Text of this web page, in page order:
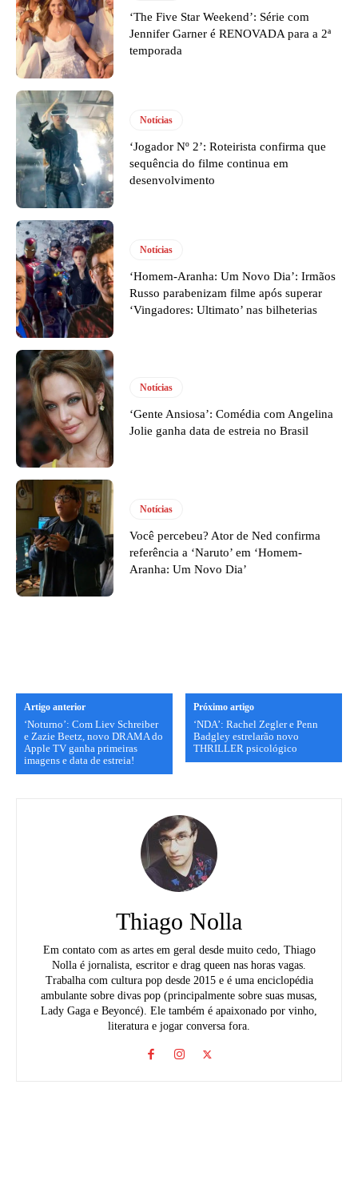
‘The Five Star Weekend’: Série com
Jennifer Garner é RENOVADA para a 2ª
temporada
Notícias
‘Jogador Nº 2’: Roteirista confirma que
sequência do filme continua em
desenvolvimento
Notícias
‘Homem-Aranha: Um Novo Dia’: Irmãos
Russo parabenizam filme após superar
‘Vingadores: Ultimato’ nas bilheterias
Notícias
‘Gente Ansiosa’: Comédia com Angelina
Jolie ganha data de estreia no Brasil
Notícias
Você percebeu? Ator de Ned confirma
referência a ‘Naruto’ em ‘Homem-
Aranha: Um Novo Dia’
Artigo anterior
‘Noturno’: Com Liev Schreiber
e Zazie Beetz, novo DRAMA do
Apple TV ganha primeiras
imagens e data de estreia!
Próximo artigo
‘NDA’: Rachel Zegler e Penn
Badgley estrelarão novo
THRILLER psicológico
Thiago Nolla
Em contato com as artes em geral desde muito cedo, Thiago
Nolla é jornalista, escritor e drag queen nas horas vagas.
Trabalha com cultura pop desde 2015 e é uma enciclopédia
ambulante sobre divas pop (principalmente sobre suas musas,
Lady Gaga e Beyoncé). Ele também é apaixonado por vinho,
literatura e jogar conversa fora.